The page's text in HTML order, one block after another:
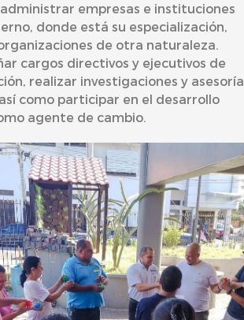
empresas e instituciones
donde está su especialización,
de otra naturaleza.
cargos directivos y ejecutivos de
realizar investigaciones y asesoría
como participar en el desarrollo
agente de cambio.